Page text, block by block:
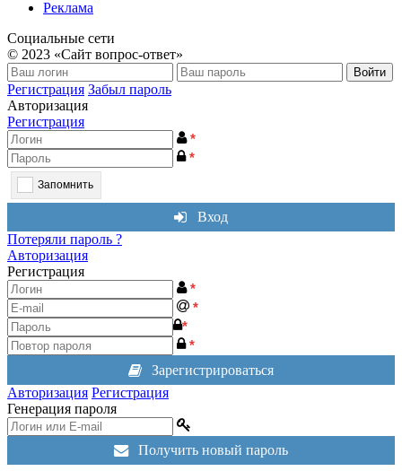
Реклама
Социальные сети
© 2023 «Сайт вопрос-ответ»
Войти
Регистрация Забыл пароль
Авторизация
Регистрация
*
*
Запомнить
Вход
Потеряли пароль ?
Авторизация
Регистрация
*
*
*
*
Зарегистрироваться
Авторизация Регистрация
Генерация пароля
Получить новый пароль